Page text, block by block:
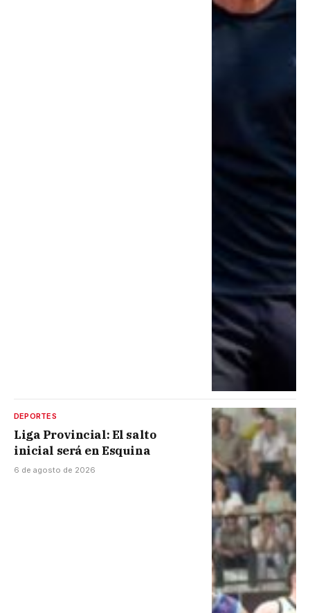
DEPORTES
Liga Provincial: El salto
inicial será en Esquina
6 de agosto de 2026